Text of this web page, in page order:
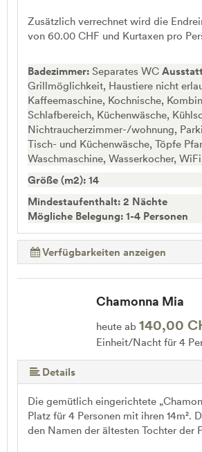
Zusätzlich verrechnet wird die
von 60.00 CHF und Kurtaxen pro
Badezimmer: Separates WC
Grillmöglichkeit, Haustiere nicht
Kaffeemaschine, Kochnische,
Schlafbereich, Küchenwäsche,
Nichtraucherzimmer-/wohnung,
Tisch- und Küchenwäsche, Töpfe
Waschmaschine, Wasserkocher,
Größe (m2): 14
Mindestaufenthalt: 2 Nächte
Mögliche Belegung: 1-4 Personen
Verfügbarkeiten anzeigen
Chamonna Mia
heute ab 140,00
Einheit/Nacht für 4
Details
Die gemütlich eingerichtete
Platz für 4 Personen mit ihren 14m².
den Namen der ältesten Tochter der